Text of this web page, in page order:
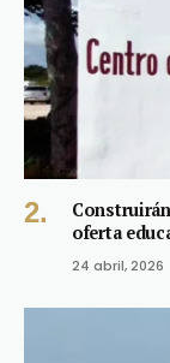
oferta
24 abril, 2026